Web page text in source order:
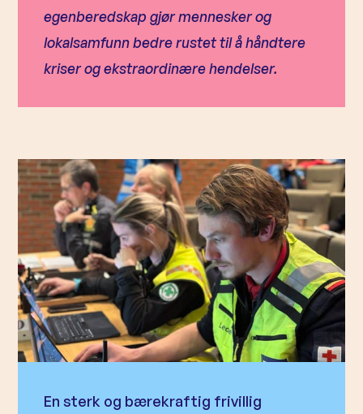
egenberedskap gjør mennesker og
lokalsamfunn bedre rustet til å håndtere
kriser og ekstraordinære hendelser.
En sterk og bærekraftig frivillig